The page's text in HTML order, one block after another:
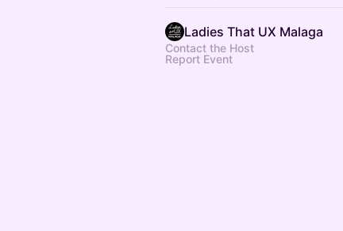
Ladies That UX Malaga
Contact the Host
Report Event